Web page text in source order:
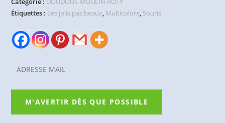
Étiquettes : Les jolis pas beaux, Multicolore, Souris